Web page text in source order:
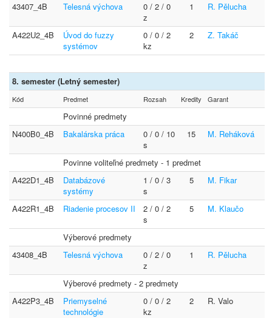
43407_4B Telesná výchova
0 / 2 / 0
z
1 R. Pělucha
A422U2_4B
Úvod do fuzzy
systémov
0 / 0 / 2
kz
2 Z. Takáč
8. semester (Letný semester)
Kód Predmet Rozsah Kredity Garant
Povinné predmety
N400B0_4B
Bakalárska práca
0 / 0 / 10
s
15 M. Reháková
Povinne voliteľné predmety - 1 predmet
A422D1_4B
Databázové
systémy
1 / 0 / 3
s
5 M. Fikar
A422R1_4B Riadenie procesov II
2 / 0 / 2
s
5 M. Klaučo
Výberové predmety
43408_4B
Telesná výchova
0 / 2 / 0
z
1 R. Pělucha
Výberové predmety - 2 predmety
A422P3_4B
Priemyselné
technológie
0 / 0 / 2
kz
2 R. Valo